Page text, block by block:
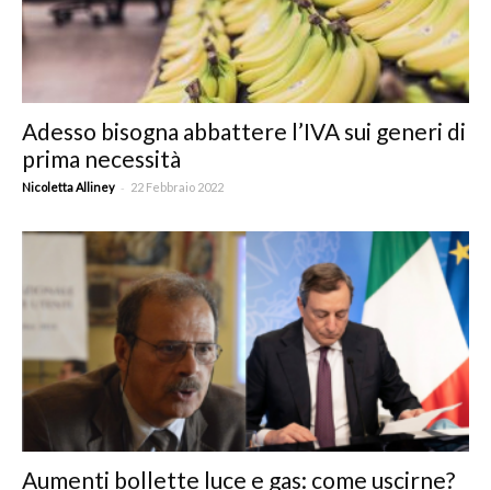
Adesso bisogna abbattere l’IVA sui generi di
prima necessità
Nicoletta Alliney - 22 Febbraio 2022
Aumenti bollette luce e gas: come uscirne?